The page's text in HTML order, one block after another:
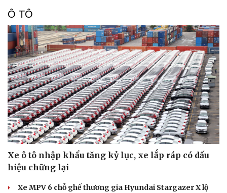
Văn hóa
Sân khấu - Điện ảnh
Văn học
Âm nhạc
Di sản
Giải trí
Nghệ sĩ
Thời trang
Sao Việt
Ô TÔ
Xe ô tô nhập khẩu tăng kỷ lục, xe lắp ráp có dấu
hiệu chững lại
Xe MPV 6 chỗ ghế thương gia Hyundai Stargazer X lộ